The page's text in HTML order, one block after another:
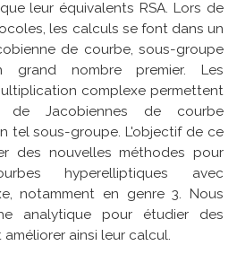
leur équivalents RSA. Lors de
les calculs se font dans un
de courbe, sous-groupe
nombre premier. Les
complexe permettent
de Jacobiennes de courbe
tel sous-groupe. L'objectif de ce
des nouvelles méthodes pour
hyperelliptiques avec
notamment en genre 3. Nous
analytique pour étudier des
ainsi leur calcul.